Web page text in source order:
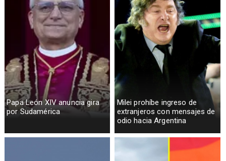
Papa León XIV anuncia gira
por Sudamérica
Milei prohíbe ingreso de
extranjeros con mensajes de
odio hacia Argentina